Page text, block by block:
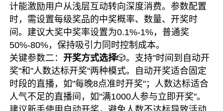
计能激励用户从浅层互动转向深度消费。参数配置
时，需设置每级奖品的中奖概率、数量、开奖时
间。建议大奖中奖率设置为0.1%-1%，普通奖
50%-80%，保持吸引力同时控制成本。
关键参数二： 开奖方式选择🎲。支持"时间到自动开
奖"和"人数达标开奖"两种模式。自动开奖适合固定
时段的直播，如"每晚8点准时开奖"；人数达标适合
人气不足的直播间，如"满1000人参与立即开奖"。